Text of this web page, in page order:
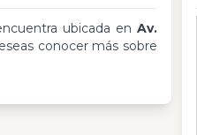
ubicada enAv.
conocer más sobre